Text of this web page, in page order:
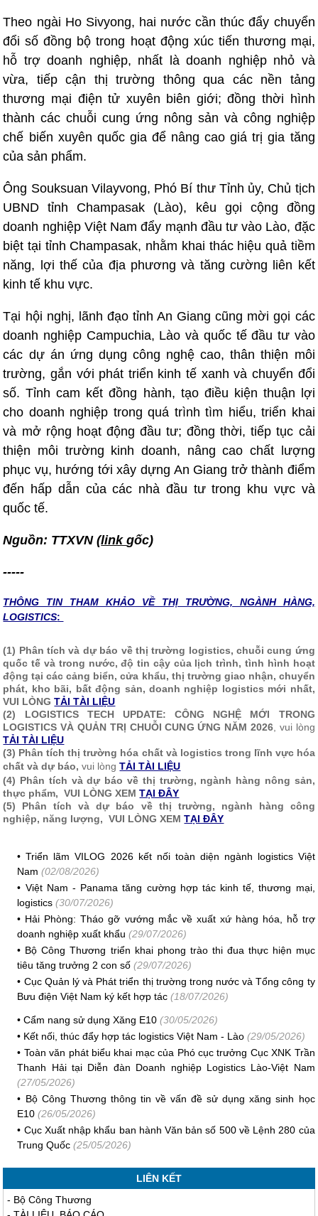
Theo ngài Ho Sivyong, hai nước cần thúc đẩy chuyển
đổi số đồng bộ trong hoạt động xúc tiến thương mại,
hỗ trợ doanh nghiệp, nhất là doanh nghiệp nhỏ và
vừa, tiếp cận thị trường thông qua các nền tảng
thương mại điện tử xuyên biên giới; đồng thời hình
thành các chuỗi cung ứng nông sản và công nghiệp
chế biến xuyên quốc gia để nâng cao giá trị gia tăng
của sản phẩm.
Ông Souksuan Vilayvong, Phó Bí thư Tỉnh ủy, Chủ tịch
UBND tỉnh Champasak (Lào), kêu gọi cộng đồng
doanh nghiệp Việt Nam đẩy mạnh đầu tư vào Lào, đặc
biệt tại tỉnh Champasak, nhằm khai thác hiệu quả tiềm
năng, lợi thế của địa phương và tăng cường liên kết
kinh tế khu vực.
Tại hội nghị, lãnh đạo tỉnh An Giang cũng mời gọi các
doanh nghiệp Campuchia, Lào và quốc tế đầu tư vào
các dự án ứng dụng công nghệ cao, thân thiện môi
trường, gắn với phát triển kinh tế xanh và chuyển đổi
số. Tỉnh cam kết đồng hành, tạo điều kiện thuận lợi
cho doanh nghiệp trong quá trình tìm hiểu, triển khai
và mở rộng hoạt động đầu tư; đồng thời, tiếp tục cải
thiện môi trường kinh doanh, nâng cao chất lượng
phục vụ, hướng tới xây dựng An Giang trở thành điểm
đến hấp dẫn của các nhà đầu tư trong khu vực và
quốc tế.
Nguồn: TTXVN(linkgốc)
-----
THÔNG TIN THAM KHẢO VỀ THỊ TRƯỜNG, NGÀNH HÀNG,
LOGISTICS:
(1) Phân tích và dự báo về thị trường logistics, chuỗi cung ứng
quốc tế và trong nước, độ tin cậy của lịch trình, tình hình hoạt
động tại các cảng biển, cửa khẩu, thị trường giao nhận, chuyển
phát, kho bãi, bất động sản, doanh nghiệp logistics mới nhất,
VUI LÒNGTẢI TÀI LIỆU
(2) LOGISTICS TECH UPDATE: CÔNG NGHỆ MỚI TRONG
LOGISTICS VÀ QUẢN TRỊ CHUỖI CUNG ỨNG NĂM 2026, vui lòng
TẢI TÀI LIỆU
(3) Phân tích thị trường hóa chất và logistics trong lĩnh vực hóa
chất và dự báo,vui lòngTẢI TÀI LIỆU
(4) Phân tích và dự báo về thị trường, ngành hàng nông sản,
thực phẩm, VUI LÒNG XEMTẠI ĐÂY
(5) Phân tích và dự báo về thị trường, ngành hàng công
nghiệp, năng lượng, VUI LÒNG XEMTẠI ĐÂY
•Triển lãm VILOG 2026 kết nối toàn diện ngành logistics Việt
Nam (02/08/2026)
• Việt Nam - Panama tăng cường hợp tác kinh tế, thương mại,
logistics (30/07/2026)
• Hải Phòng: Tháo gỡ vướng mắc về xuất xứ hàng hóa, hỗ trợ
doanh nghiệp xuất khẩu (29/07/2026)
• Bộ Công Thương triển khai phong trào thi đua thực hiện mục
tiêu tăng trưởng 2 con số (29/07/2026)
• Cục Quản lý và Phát triển thị trường trong nước và Tổng công ty
Bưu điện Việt Nam ký kết hợp tác (18/07/2026)
•Cẩm nang sử dụng Xăng E10 (30/05/2026)
• Kết nối, thúc đẩy hợp tác logistics Việt Nam - Lào (29/05/2026)
• Toàn văn phát biểu khai mạc của Phó cục trưởng Cục XNK Trần
Thanh Hải tại Diễn đàn Doanh nghiệp Logistics Lào-Việt Nam
(27/05/2026)
• Bộ Công Thương thông tin về vấn đề sử dụng xăng sinh học
E10 (26/05/2026)
• Cục Xuất nhập khẩu ban hành Văn bản số 500 về Lệnh 280 của
Trung Quốc (25/05/2026)
LIÊN KẾT
- Bộ Công Thương